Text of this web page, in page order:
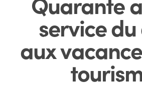
service
aux